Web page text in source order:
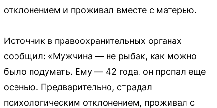
отклонением и проживал вместе с матерью.
Источник в правоохранительных органах
сообщил: «Мужчина — не рыбак, как можно
было подумать. Ему — 42 года, он пропал еще
осенью. Предварительно, страдал
психологическим отклонением, проживал с